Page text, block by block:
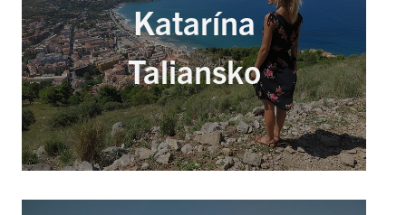
Katarína
Taliansko